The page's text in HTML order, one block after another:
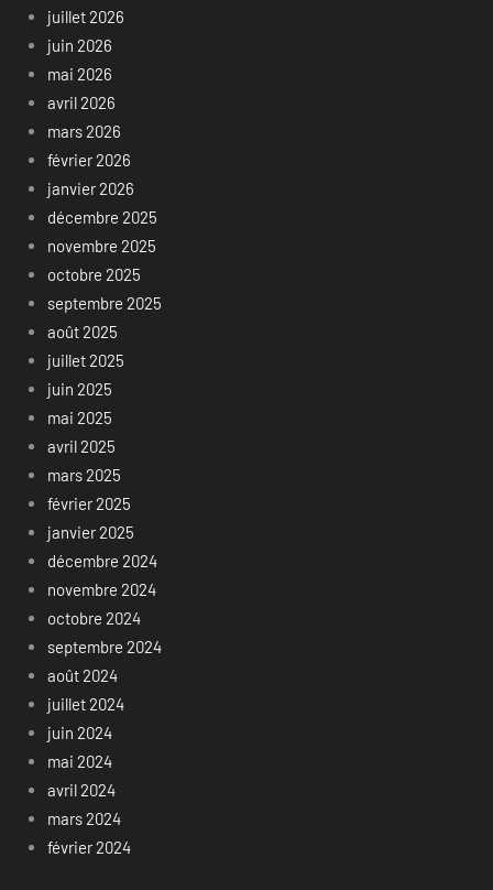
juillet 2026
juin 2026
mai 2026
avril 2026
mars 2026
février 2026
janvier 2026
décembre 2025
novembre 2025
octobre 2025
septembre 2025
août 2025
juillet 2025
juin 2025
mai 2025
avril 2025
mars 2025
février 2025
janvier 2025
décembre 2024
novembre 2024
octobre 2024
septembre 2024
août 2024
juillet 2024
juin 2024
mai 2024
avril 2024
mars 2024
février 2024